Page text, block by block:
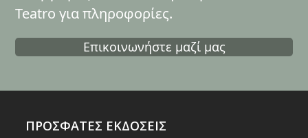
Teatro για πληροφορίες.
Επικοινωνήστε μαζί μας
ΠΡΟΣΦΑΤΕΣ ΕΚΔΟΣΕΙΣ